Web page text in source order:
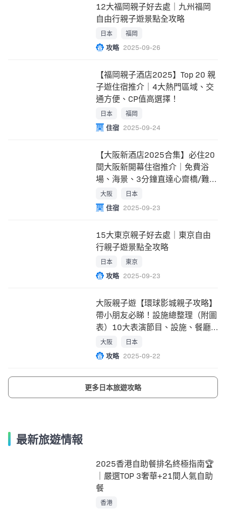
12大福岡親子好去處｜九州福岡
自由行親子遊景點全攻略
日本 福岡
攻略 2025-09-26
【福岡親子酒店2025】Top 20 親
子遊住宿推介｜4大熱門區域、交
通方便、CP值高選擇！
日本 福岡
住宿 2025-09-24
【大阪新酒店2025合集】必住20
間大阪新開幕住宿推介｜免費浴
場、海景、3分鐘直達心齋橋/難
波/梅田站
大阪 日本
住宿 2025-09-23
15大東京親子好去處｜東京自由
行親子遊景點全攻略
日本 東京
攻略 2025-09-23
大阪親子遊【環球影城親子攻略】
帶小朋友必睇！設施總整理（附圖
表）10大表演節目、設施、餐廳
指南！
大阪 日本
攻略 2025-09-22
更多日本旅遊攻略
最新旅遊情報
2025香港自助餐排名終極指南🏆
｜嚴選TOP 3奢華+21間人氣自助
餐
香港